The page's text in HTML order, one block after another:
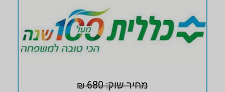
מחיר שוק: 680 ₪